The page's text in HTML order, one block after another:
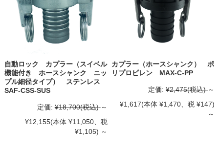
自動ロック カプラー（スイベル
機能付き ホースシャンク ニッ
プル細径タイプ） ステンレス
SAF-CSS-SUS
定価: ¥18,700(税込) ～
¥12,155(本体 ¥11,050、税
¥1,105) ～
カプラー（ホースシャンク） ポ
リプロピレン MAX-C-PP
定価: ¥2,475(税込) ～
¥1,617(本体 ¥1,470、税 ¥147)
～